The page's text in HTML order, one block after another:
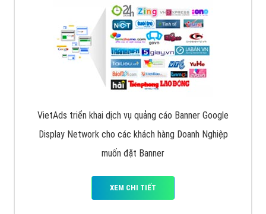
VietAds triển khai dịch vụ quảng cáo Banner Google
Display Network cho các khách hàng Doanh Nghiệp
muốn đặt Banner
XEM CHI TIẾT